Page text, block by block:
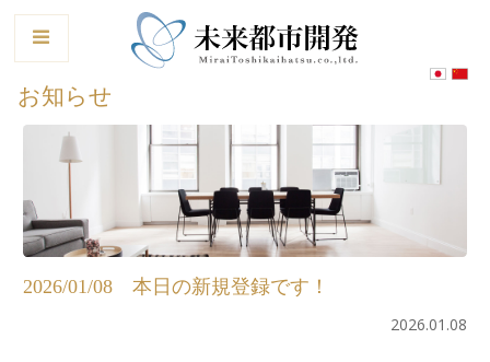
お知らせ
2026/01/08 本日の新規登録です！
2026.01.08